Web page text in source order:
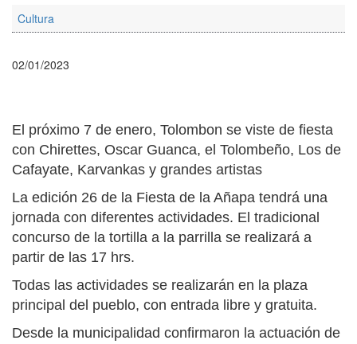
Cultura
02/01/2023
El próximo 7 de enero, Tolombon se viste de fiesta
con Chirettes, Oscar Guanca, el Tolombeño, Los de
Cafayate, Karvankas y grandes artistas
La edición 26 de la Fiesta de la Añapa tendrá una
jornada con diferentes actividades. El tradicional
concurso de la tortilla a la parrilla se realizará a
partir de las 17 hrs.
Todas las actividades se realizarán en la plaza
principal del pueblo, con entrada libre y gratuita.
Desde la municipalidad confirmaron la actuación de